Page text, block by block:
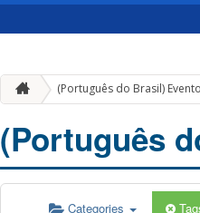
(Português do Brasil)
(Português
Categories